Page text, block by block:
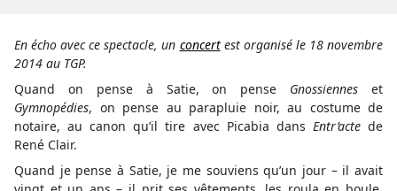
En écho avec ce spectacle, un concertest organisé le 18 novembre
2014 au TGP.
Quand on pense à Satie, on pense Gnossiennes et
Gymnopédies, on pense au parapluie noir, au costume de
notaire, au canon qu’il tire avec Picabia dans Entr’actede
René Clair.
Quand je pense à Satie, je me souviens qu’un jour – il avait